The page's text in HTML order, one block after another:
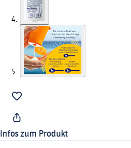
Infos zum Produkt